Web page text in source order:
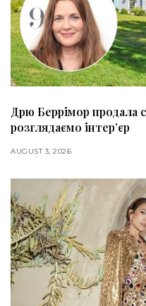
Дрю Беррімор продала
розглядаємо інтер’єр
AUGUST 3, 2026